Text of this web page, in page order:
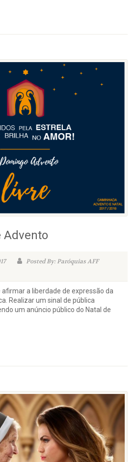
Advento
Posted By: Paróquias AFF
afirmar a liberdade de expressão da
Realizar um sinal de pública
um anúncio público do Natal de